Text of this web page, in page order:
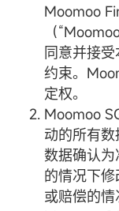
Moomoo
（
同意并接
约束。
定权。
Moomoo
动的所有
数据确认
的情况下
或赔偿的情